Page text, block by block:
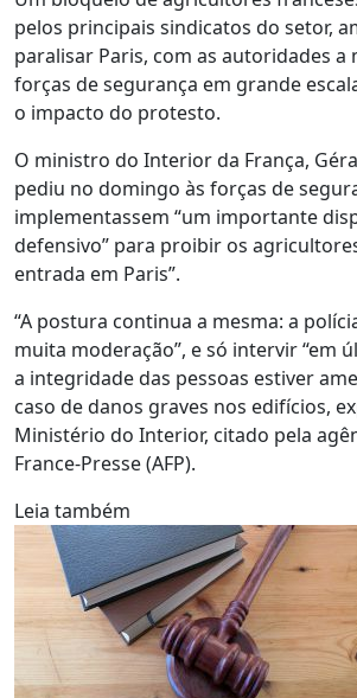
pelos principais sindicatos do setor,
paralisar Paris, com as autoridades a
forças de segurança em grande
o impacto do protesto.
O ministro do Interior da França,
pediu no domingo às forças de
implementassem “um importante
defensivo” para proibir os
entrada em Paris”.
“A postura continua a mesma: a
muita moderação”, e só intervir “em
a integridade das pessoas estiver
caso de danos graves nos edifícios,
Ministério do Interior, citado pela
France-Presse (AFP).
Leia também